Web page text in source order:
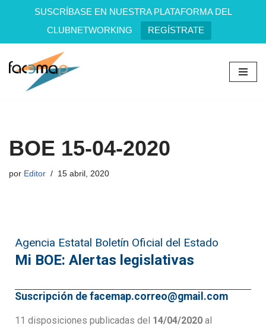
SUSCRÍBASE EN NUESTRA PLATAFORMA DEL
CLUBNETWORKING
REGÍSTRATE
Saltar
BOE 15-04-2020
por Editor 15 abril, 2020
Agencia Estatal Boletín Oficial del Estado
Mi BOE: Alertas legislativas
Suscripción de facemap.correo@gmail.com
11 disposiciones publicadas del 14/04/2020 al